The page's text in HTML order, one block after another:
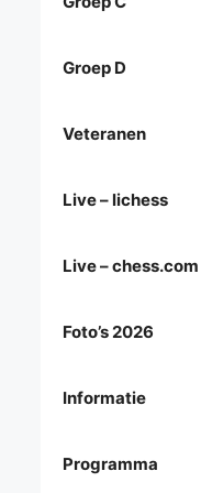
Groep D
Veteranen
Live – lichess
Live – chess.com
Foto’s 2026
Informatie
Programma